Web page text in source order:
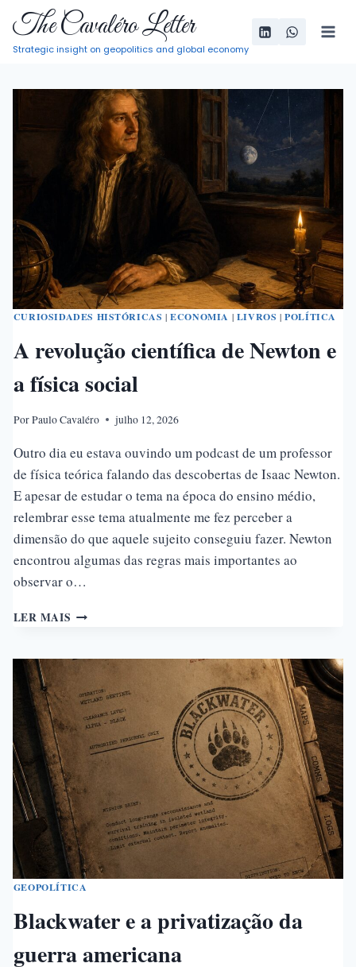
Pular
paraThe Cavaléro Letter
Strategic insight on geopolitics and global economy
CURIOSIDADES HISTÓRICAS |ECONOMIA | LIVROS |POLÍTICA
A revolução científica de Newton e
a física social
PorPaulo Cavaléro julho 12, 2026
Outro dia eu estava ouvindo um podcast de um professor
de física teórica falando das descobertas de Isaac Newton.
E apesar de estudar o tema na época do ensino médio,
relembrar esse tema atualmente me fez perceber a
dimensão do que aquele sujeito conseguiu fazer. Newton
encontrou algumas das regras mais importantes ao
observar o…
LER MAIS
DE
FÍSICA
SOCIAL
GEOPOLÍTICA
Blackwater e a privatização da
guerra americana